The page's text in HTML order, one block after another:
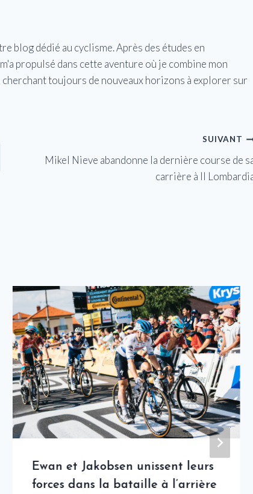
blog dédié au cyclisme. Après des études en
propulsé dans cette aventure où je combine mon
toujours de nouveaux horizons à explorer sur
SUIVANT
Mikel Nieve abandonne la dernière course de
carrière à Il
Ewan et Jakobsen unissent leurs
forces dans la bataille à l’arrière